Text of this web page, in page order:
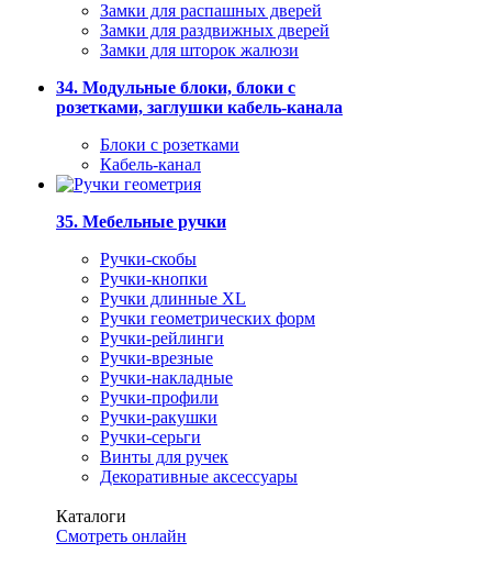
Замки для распашных дверей
Замки для раздвижных дверей
Замки для шторок жалюзи
34. Модульные блоки, блоки с
розетками, заглушки кабель-канала
Блоки с розетками
Кабель-канал
35. Мебельные ручки
Ручки-скобы
Ручки-кнопки
Ручки длинные XL
Ручки геометрических форм
Ручки-рейлинги
Ручки-врезные
Ручки-накладные
Ручки-профили
Ручки-ракушки
Ручки-серьги
Винты для ручек
Декоративные аксессуары
Каталоги
Смотреть онлайн